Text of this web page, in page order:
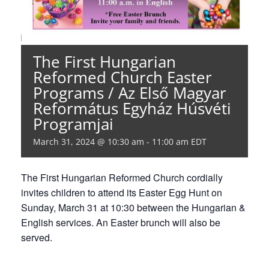
The First Hungarian
Reformed Church Easter
Programs / Az Első Magyar
Református Egyház Húsvéti
Programjai
March 31, 2024 @ 10:30 am - 11:00 am EDT
The First Hungarian Reformed Church cordially
invites children to attend its Easter Egg Hunt on
Sunday, March 31 at 10:30 between the Hungarian &
English services. An Easter brunch will also be
served.